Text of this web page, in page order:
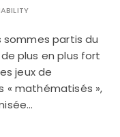
sommes partis du
plus en plus fort
jeux de
« mathématisés »,